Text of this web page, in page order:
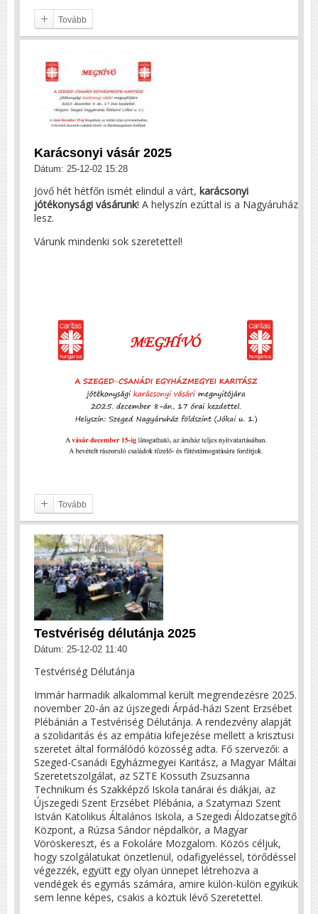
Tovább
Karácsonyi vásár 2025
Dátum: 25-12-02 15:28
Jövő hét hétfőn ismét elindul a várt, karácsonyi
jótékonysági vásárunk! A helyszín ezúttal is a Nagyáruház
lesz.
Várunk mindenki sok szeretettel!
Tovább
Testvériség délutánja 2025
Dátum: 25-12-02 11:40
Testvériség Délutánja
Immár harmadik alkalommal került megrendezésre 2025.
november 20-án az újszegedi Árpád-házi Szent Erzsébet
Plébánián a Testvériség Délutánja. A rendezvény alapját
a szolidaritás és az empátia kifejezése mellett a krisztusi
szeretet által formálódó közösség adta. Fő szervezői: a
Szeged-Csanádi Egyházmegyei Karitász, a Magyar Máltai
Szeretetszolgálat, az SZTE Kossuth Zsuzsanna
Technikum és Szakképző Iskola tanárai és diákjai, az
Újszegedi Szent Erzsébet Plébánia, a Szatymazi Szent
István Katolikus Általános Iskola, a Szegedi Áldozatsegítő
Központ, a Rúzsa Sándor népdalkör, a Magyar
Vöröskereszt, és a Fokoláre Mozgalom. Közös céljuk,
hogy szolgálatukat önzetlenül, odafigyeléssel, törődéssel
végezzék, együtt egy olyan ünnepet létrehozva a
vendégek és egymás számára, amire külön-külön egyikük
sem lenne képes, csakis a köztük lévő Szeretettel.